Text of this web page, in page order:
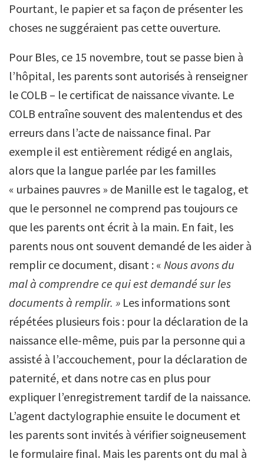
Pourtant, le papier et sa façon de présenter les
choses ne suggéraient pas cette ouverture.
Pour Bles, ce 15 novembre, tout se passe bien à
l’hôpital, les parents sont autorisés à renseigner
le COLB – le certificat de naissance vivante. Le
COLB entraîne souvent des malentendus et des
erreurs dans l’acte de naissance final. Par
exemple il est entièrement rédigé en anglais,
alors que la langue parlée par les familles
« urbaines pauvres » de Manille est le tagalog, et
que le personnel ne comprend pas toujours ce
que les parents ont écrit à la main. En fait, les
parents nous ont souvent demandé de les aider à
remplir ce document, disant : « Nous avons du
mal à comprendre ce qui est demandé sur les
documents à remplir. » Les informations sont
répétées plusieurs fois : pour la déclaration de la
naissance elle-même, puis par la personne qui a
assisté à l’accouchement, pour la déclaration de
paternité, et dans notre cas en plus pour
expliquer l’enregistrement tardif de la naissance.
L’agent dactylographie ensuite le document et
les parents sont invités à vérifier soigneusement
le formulaire final. Mais les parents ont du mal à